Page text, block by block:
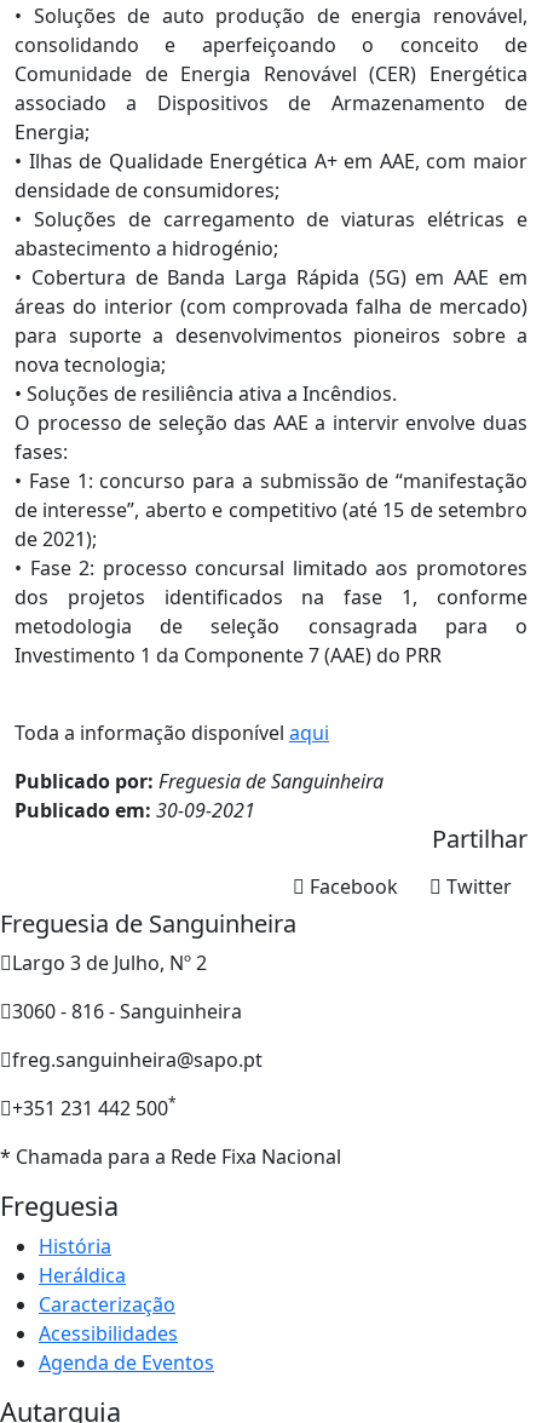
• Soluções de auto produção de energia renovável,
consolidando e aperfeiçoando o conceito de
Comunidade de Energia Renovável (CER) Energética
associado a Dispositivos de Armazenamento de
Energia;
• Ilhas de Qualidade Energética A+ em AAE, com maior
densidade de consumidores;
• Soluções de carregamento de viaturas elétricas e
abastecimento a hidrogénio;
• Cobertura de Banda Larga Rápida (5G) em AAE em
áreas do interior (com comprovada falha de mercado)
para suporte a desenvolvimentos pioneiros sobre a
nova tecnologia;
• Soluções de resiliência ativa a Incêndios.
O processo de seleção das AAE a intervir envolve duas
fases:
• Fase 1: concurso para a submissão de “manifestação
de interesse”, aberto e competitivo (até 15 de setembro
de 2021);
• Fase 2: processo concursal limitado aos promotores
dos projetos identificados na fase 1, conforme
metodologia de seleção consagrada para o
Investimento 1 da Componente 7 (AAE) do PRR
Toda a informação disponível aqui
Publicado por: Freguesia de Sanguinheira
Publicado em: 30-09-2021
Partilhar
Twitter
Facebook
Freguesia de Sanguinheira
Largo 3 de Julho, Nº 2
3060 - 816 - Sanguinheira
freg.sanguinheira@sapo.pt
+351 231 442 500*
* Chamada para a Rede Fixa Nacional
Freguesia
História
Heráldica
Caracterização
Acessibilidades
Agenda de Eventos
Autarquia